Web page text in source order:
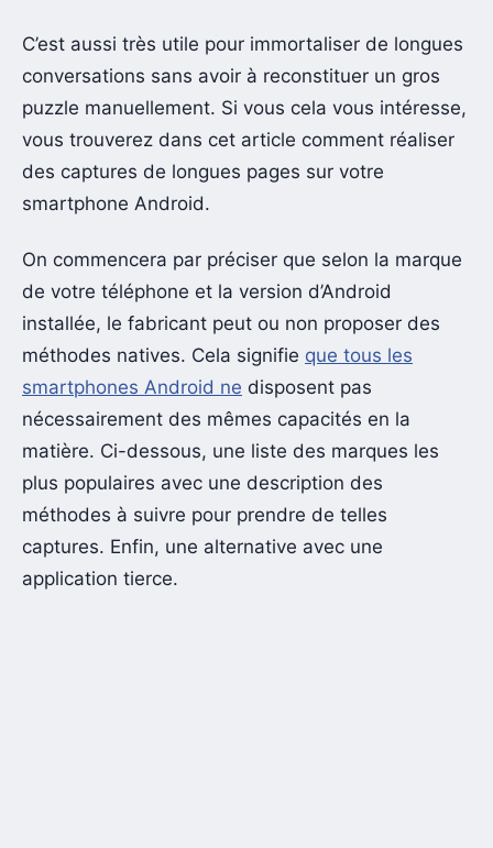
C’est aussi très utile pour immortaliser de longues
conversations sans avoir à reconstituer un gros
puzzle manuellement. Si vous cela vous intéresse,
vous trouverez dans cet article comment réaliser
des captures de longues pages sur votre
smartphone Android.
On commencera par préciser que selon la marque
de votre téléphone et la version d’Android
installée, le fabricant peut ou non proposer des
méthodes natives. Cela signifie que tous les
smartphones Android ne disposent pas
nécessairement des mêmes capacités en la
matière. Ci-dessous, une liste des marques les
plus populaires avec une description des
méthodes à suivre pour prendre de telles
captures. Enfin, une alternative avec une
application tierce.